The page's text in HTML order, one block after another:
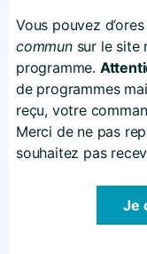
Vous pouvez
communsur le site
programme.
de programmes
reçu, votre
Merci de ne pas
souhaitez pas
Je